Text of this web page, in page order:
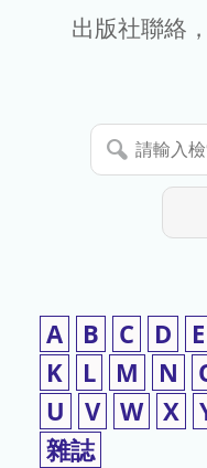
期
暫
停
出版社聯絡
請
輸
A B C D E
K
L M N
U
V W X
雜誌